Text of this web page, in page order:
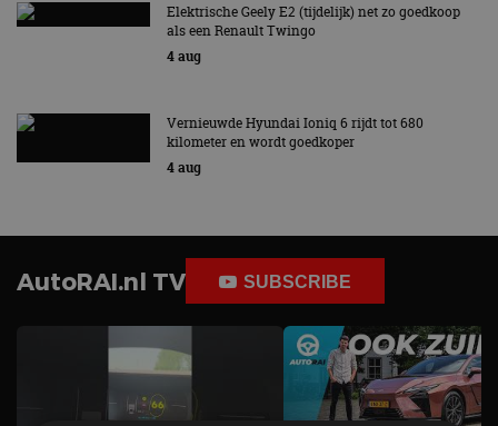
Elektrische Geely E2 (tijdelijk) net zo goedkoop
als een Renault Twingo
4 aug
Vernieuwde Hyundai Ioniq 6 rijdt tot 680
kilometer en wordt goedkoper
4 aug
AutoRAI.nl TV SUBSCRIBE